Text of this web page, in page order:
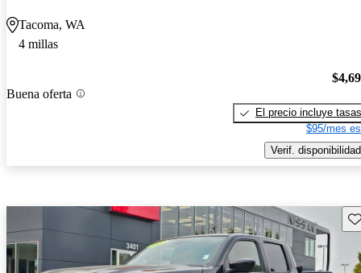
Tacoma, WA
4 millas
Buena oferta
El precio incluye tasas
$95/mes
Verif. disponibilidad